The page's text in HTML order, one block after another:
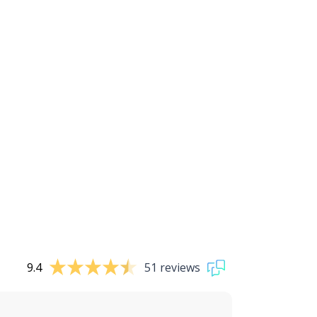
9.4 51 reviews